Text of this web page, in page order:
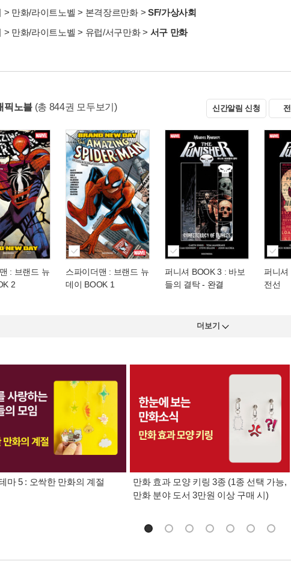
> 만화/라이트노벨 > 본격장르만화> SF/가상사회
> 만화/라이트노벨 > 유럽/서구만화> 서구 만화
픽노블 (총 844권 모두보기) 신간알림 신청
: 브랜드 뉴
2
스파이더맨 : 브랜드 뉴
데이 BOOK 1
퍼니셔 BOOK 3 : 바보
들의 결탁- 완결
퍼니셔
전선
더보기
마 5 : 오싹한 만화의 계절
만화 효과 모양 키링 3종 (1종 선택 가능,
만화 분야 도서 3만원 이상 구매 시)